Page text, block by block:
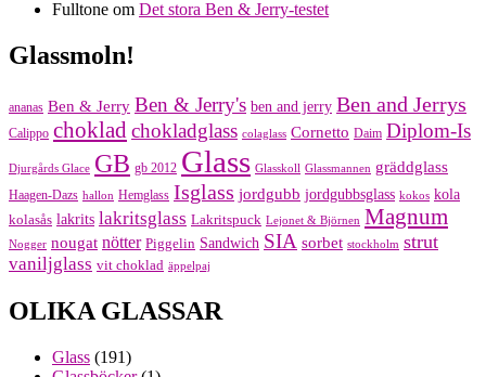
Fulltone om Det stora Ben & Jerry-testet
Glassmoln!
ananas Ben & Jerry Ben & Jerry's ben and jerry Ben and Jerrys
Calippo choklad chokladglass colaglass Cornetto Daim Diplom-Is
Djurgårds Glace GB gb 2012 Glass Glasskoll Glassmannen gräddglass
Haagen-Dazs hallon Hemglass Isglass jordgubb jordgubbsglass kokos kola
kolasås lakrits lakritsglass Lakritspuck Lejonet & Björnen Magnum
Nogger nougat nötter Piggelin Sandwich SIA sorbet stockholm strut
vaniljglass vit choklad äppelpaj
OLIKA GLASSAR
Glass (191)